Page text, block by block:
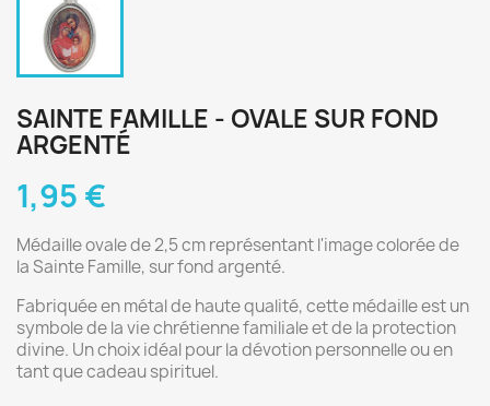
SAINTE FAMILLE - OVALE SUR FOND
ARGENTÉ
1,95 €
Médaille ovale de 2,5 cm représentant l'image colorée de
la Sainte Famille, sur fond argenté.
Fabriquée en métal de haute qualité, cette médaille est un
symbole de la vie chrétienne familiale et de la protection
divine. Un choix idéal pour la dévotion personnelle ou en
tant que cadeau spirituel.